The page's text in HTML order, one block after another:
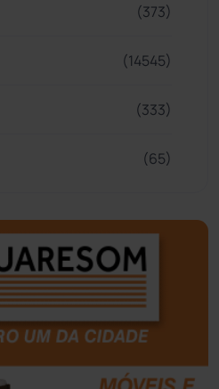
(373)
(14545)
(333)
(65)
(506)
(152)